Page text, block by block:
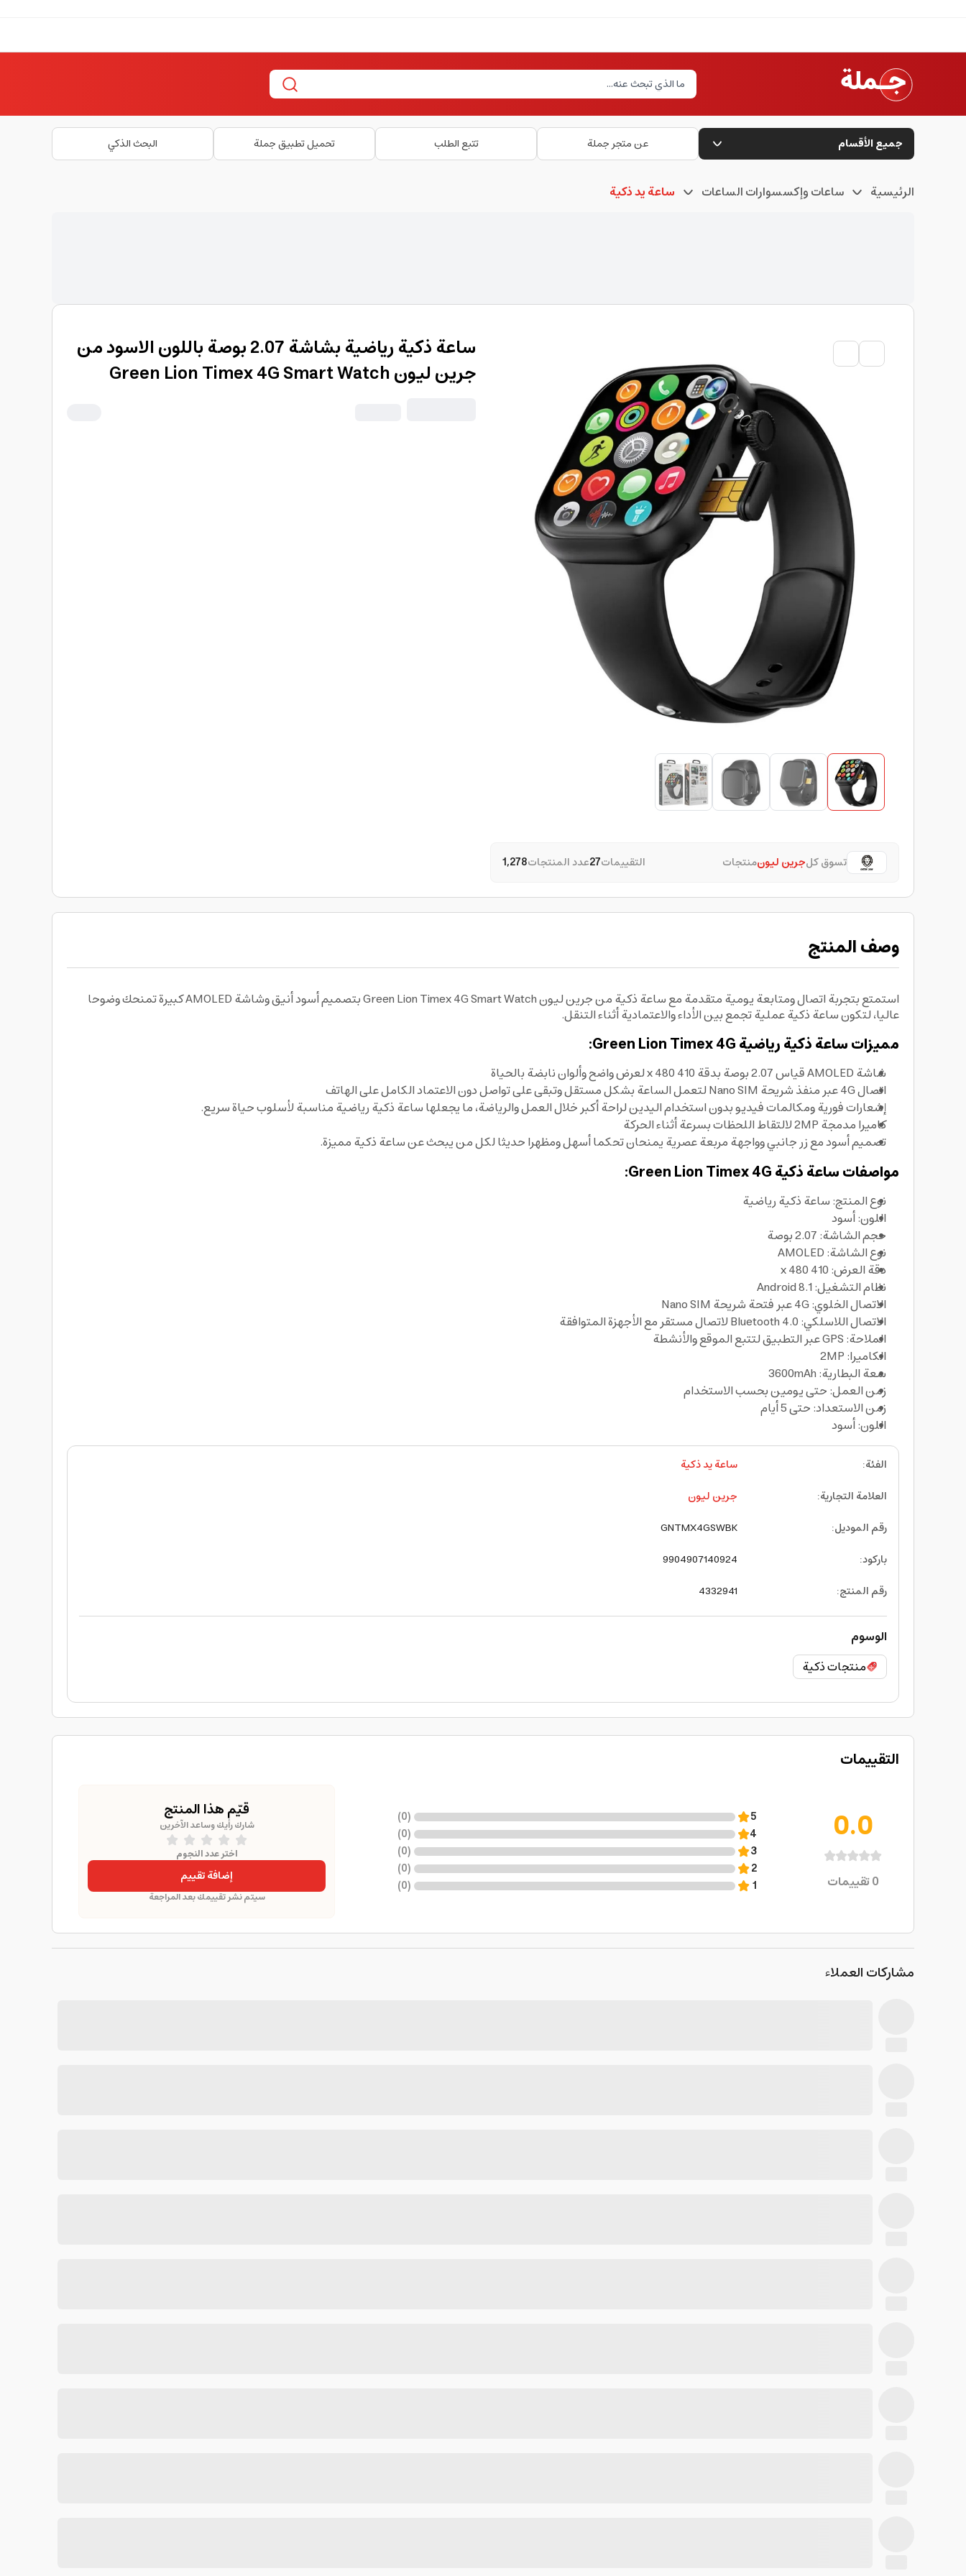
جميع الأقسام عن متجر جملة تتبع الطلب تحميل تطبيق جملة البحث الذكي
الرئيسية ساعات وإكسسوارات الساعات ساعة يد ذكية
تسوق كلجرين ليونمنتجات التقييمات27عدد المنتجات1,278
ساعة ذكية رياضية بشاشة 2.07 بوصة باللون الاسود من
جرين ليون Green Lion Timex 4G Smart Watch
وصف المنتج
استمتع بتجربة اتصال ومتابعة يومية متقدمة مع ساعة ذكية من جرين ليون Green Lion Timex 4G Smart Watch بتصميم أسود أنيق وشاشة AMOLED كبيرة تمنحك وضوحا
عاليا، لتكون ساعة ذكية عملية تجمع بين الأداء والاعتمادية أثناء التنقل.
مميزات ساعة ذكية رياضية Green Lion Timex 4G:
شاشة AMOLED قياس 2.07 بوصة بدقة 410 x 480 لعرض واضح وألوان نابضة بالحياة
اتصال 4G عبر منفذ شريحة Nano SIM لتعمل الساعة بشكل مستقل وتبقى على تواصل دون الاعتماد الكامل على الهاتف
إشعارات فورية ومكالمات فيديو بدون استخدام اليدين لراحة أكبر خلال العمل والرياضة، ما يجعلها ساعة ذكية رياضية مناسبة لأسلوب حياة سريع.
كاميرا مدمجة 2MP لالتقاط اللحظات بسرعة أثناء الحركة
تصميم أسود مع زر جانبي وواجهة مربعة عصرية يمنحان تحكما أسهل ومظهرا حديثا لكل من يبحث عن ساعة ذكية مميزة.
مواصفات ساعة ذكية Green Lion Timex 4G:
نوع المنتج: ساعة ذكية رياضية
اللون: أسود
حجم الشاشة: 2.07 بوصة
نوع الشاشة: AMOLED
دقة العرض: 410 x 480
نظام التشغيل: Android 8.1
الاتصال الخلوي: 4G عبر فتحة شريحة Nano SIM
الاتصال اللاسلكي: Bluetooth 4.0 لاتصال مستقر مع الأجهزة المتوافقة
الملاحة: GPS عبر التطبيق لتتبع الموقع والأنشطة
الكاميرا: 2MP
سعة البطارية: 3600mAh
زمن العمل: حتى يومين بحسب الاستخدام
زمن الاستعداد: حتى 5 أيام
اللون: أسود
الفئة:
ساعة يد ذكية
العلامة التجارية:
جرين ليون
رقم الموديل:
GNTMX4GSWBK
باركود:
9904907140924
رقم المنتج:
4332941
الوسوم
منتجات ذكية
التقييمات
0.0
0تقييمات
5
(
0
)
4
(
0
)
3
(
0
)
2
(
0
)
1
(
0
)
قيّم هذا المنتج
شارك رأيك وساعد الآخرين
اختر عدد النجوم
إضافة تقييم
سيتم نشر تقييمك بعد المراجعة
مشاركات العملاء